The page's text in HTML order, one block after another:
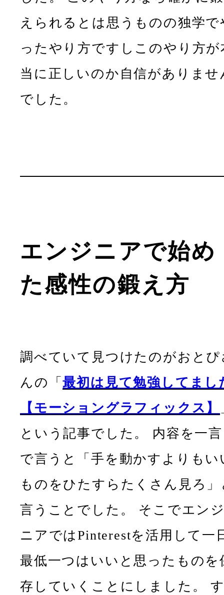
えられるとは思うものの独学で
ったやり方ですしこのやり方が
当に正しいのか自信がありませ
でした。
エンジニアで始め
た感性の鍛え方
調べていて見つけたのがおとぴ
んの「最初は見て勉強してまし
【モーショングラフィックス】
という記事でした。 内容を一言
で言うと「手を動かすよりもい
ものをひたすらたくさん見ろ」
言うことでした。 そこでエン
ニアではPinterestを活用して一
最低一つはいいと思ったものを
存していくことにしました。